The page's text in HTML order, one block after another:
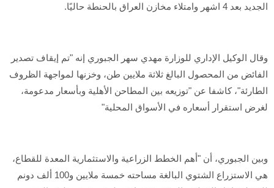
الجديد بعد 4 اشهر وامتلاء مخازن العراق بالحنطة حاليًا.
وقال الوكيل الإداري للوزارة مهدي سهر الجبوري إنه "تم إيقاف تصدير
الفائض من المحصول البالغ ثلاثة ملايين طن، وخزنها لمواجهة الظروف
الطارئة"، كاشفا عن "توزيعه بين المطاحن الأهلية وبأسعار مدعومة،
لغرض استقرار أسعاره في الأسواق المحلية"
وبين الجبوري، أن "أهم الخطط الزراعية والاستثمارية المعدة للقطاع،
هي الاستزراع الشتوي البالغة مساحته خمسة ملايين و100 ألف دونم